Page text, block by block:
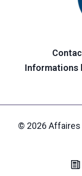
Informations
© 2026